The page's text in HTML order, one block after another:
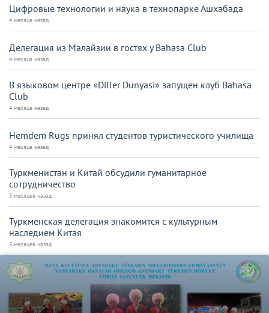
Цифровые технологии и наука в технопарке Ашхабада
4 месяца назад
Делегация из Малайзии в гостях у Bahasa Club
4 месяца назад
В языковом центре «Diller Dünýäsi» запущен клуб Bahasa
Club
4 месяца назад
Hemdem Rugs принял студентов туристического училища
4 месяца назад
Туркменистан и Китай обсудили гуманитарное
сотрудничество
5 месяцев назад
Туркменская делегация знакомится с культурным
наследием Китая
5 месяцев назад